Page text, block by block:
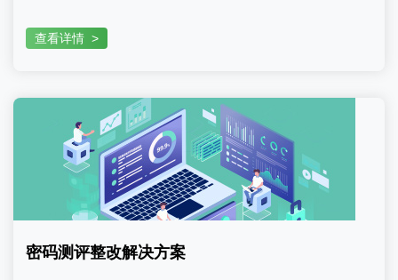
查看详情 >
密码测评整改解决方案